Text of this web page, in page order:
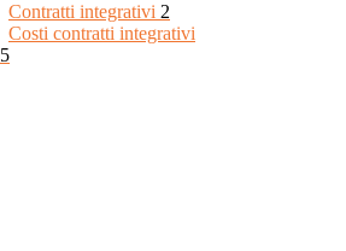
Contratti integrativi 2
Costi contratti integrativi
5